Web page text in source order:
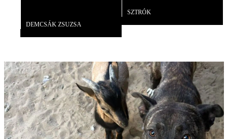
DEMCSÁK ZSUZSA
SZTRÓK